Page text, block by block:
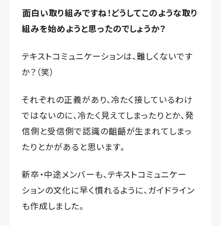
面白い取り組みですね！どうしてこのような取り
組みを始めようと思ったのでしょうか？
テキストコミュニケーションは、難しくないです
か？（笑）
それぞれの正義があり、冷たく接しているわけ
ではないのに、冷たく見えてしまったりとか、発
信側と受信側で認識の齟齬が生まれてしまっ
たりとかがあると思います。
新卒・中途メンバーも、テキストコミュニケー
ションの文化に早く慣れるように、ガイドライン
も作成しました。